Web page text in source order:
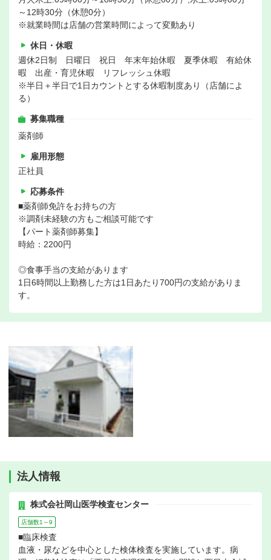
～12時30分（休憩0分）
※就業時間は店舗の営業時間によって変動あり
休日・休暇
週休2日制 日曜日 祝日 年末年始休暇 夏季休暇 有給休
暇 出産・育児休暇 リフレッシュ休暇
※半日＋半日で1日カウントとする休暇制度あり（店舗によ
る）
募集職種
薬剤師
雇用形態
正社員
応募条件
■薬剤師免許をお持ちの方
※調剤未経験の方もご相談可能です
【パート薬剤師募集】
時給：2200円
◎食事手当の支給があります
1日6時間以上勤務した方は1日あたり700円の支給がありま
す。
法人情報
株式会社岡山医学検査センター
店舗数1～9
■臨床検査
血液・尿などを中心とした検体検査を実施しています。病